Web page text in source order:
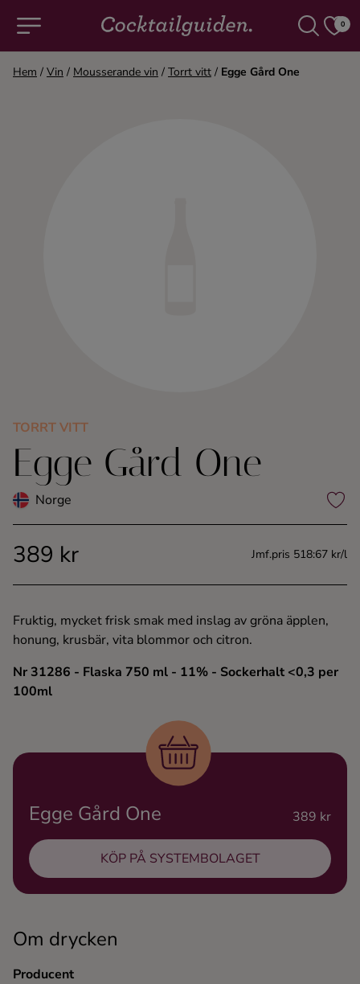
0
Konjak
Likör
Rom
Shots
Vodka
Whisky
Hem / Vin / Mousserande vin / Torrt vitt / Egge Gård One
TORRT VITT
Egge Gård One
Norge
389 kr Jmf.pris 518:67 kr/l
Fruktig, mycket frisk smak med inslag av gröna äpplen,
honung, krusbär, vita blommor och citron.
Nr 31286 - Flaska 750 ml - 11% - Sockerhalt <0,3 per
100ml
Om drycken
Producent
Egge Gård One 389 kr
KÖP PÅ SYSTEMBOLAGET